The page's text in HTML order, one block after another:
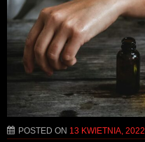
POSTED ON 13 KWIETNIA, 2022